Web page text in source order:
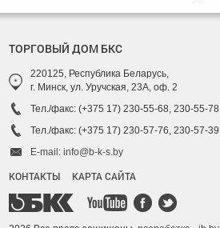
ТОРГОВЫЙ ДОМ БКС
220125, Республика Беларусь,
г. Минск, ул. Уручская, 23А, оф. 2
Тел./факс: (+375 17) 230-55-68, 230-55-78
Тел./факс: (+375 17) 230-57-76, 230-57-39
E-mail: info@b-k-s.by
КОНТАКТЫ КАРТА САЙТА